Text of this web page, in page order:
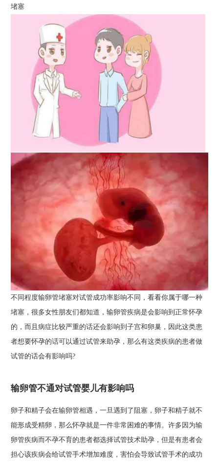
堵塞
不同程度输卵管堵塞对试管成功率影响不同，看看你属于哪一种
堵塞，很多女性朋友们都知道，输卵管疾病是会影响到正常怀孕
的，而且病症比较严重的话还会影响到子宫和卵巢，因此这类患
者想要怀孕的话可以通过试管来助孕，那么有这类疾病的患者做
试管的话会有影响吗?
输卵管不通对试管婴儿有影响吗
卵子和精子会在输卵管相遇，一旦遇到了阻塞，卵子和精子就不
能形成受精卵，那么怀孕就是一件非常困难的事情。许多因为输
卵管疾病而不孕不育的患者都选择试管技术助孕，但是有患者会
担心该疾病会给试管手术增加难度，害怕会导致试管手术的成功